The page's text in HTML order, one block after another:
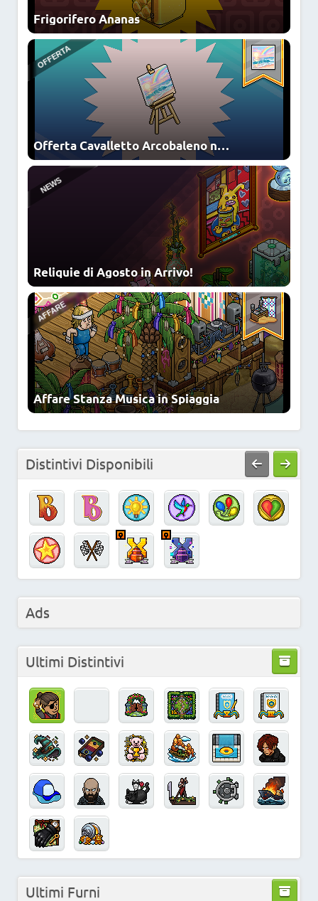
Frigorifero Ananas
Offerta Cavalletto Arcobaleno nello Shop
Reliquie di Agosto in Arrivo!
Affare Stanza Musica in Spiaggia
Distintivi Disponibili
Ads
Ultimi Distintivi
Ultimi Furni